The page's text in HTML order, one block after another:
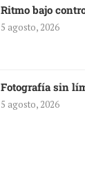
Ritmo bajo
5 agosto, 2026
Fotografía sin
5 agosto, 2026